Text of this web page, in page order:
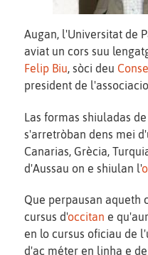
Augan, l'Universitat de
aviat un cors suu
Felip Biu, sòci deu
president de
Las formas shiuladas
s'arretròban dens mei
Canarias, Grècia,
d'Aussau on e shiulan l'
Que perpausan aqueth
cursus d'occitan e
en lo cursus oficiau de
d'ac méter en linha e